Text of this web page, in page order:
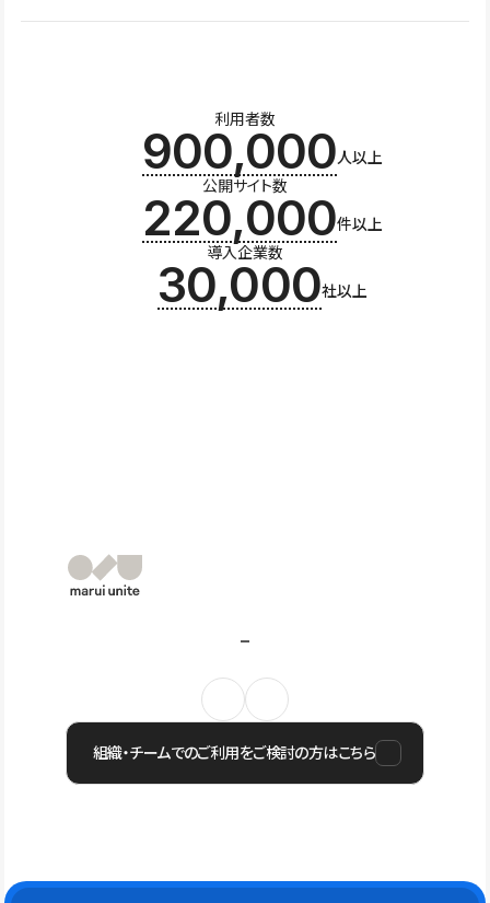
利用者数
900,000人以上
公開サイト数
220,000件以上
導入企業数
30,000社以上
組織・チームでのご利用をご検討の方はこちら